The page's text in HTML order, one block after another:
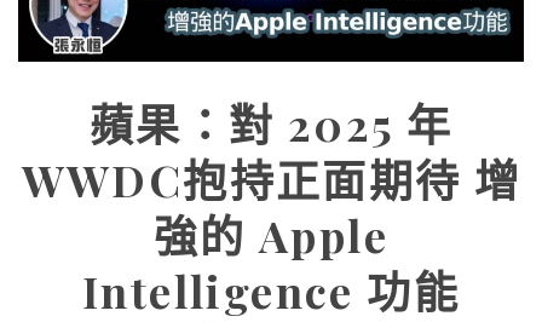
蘋果：對 2025 年
WWDC抱持正面期待 增
強的 Apple
Intelligence 功能